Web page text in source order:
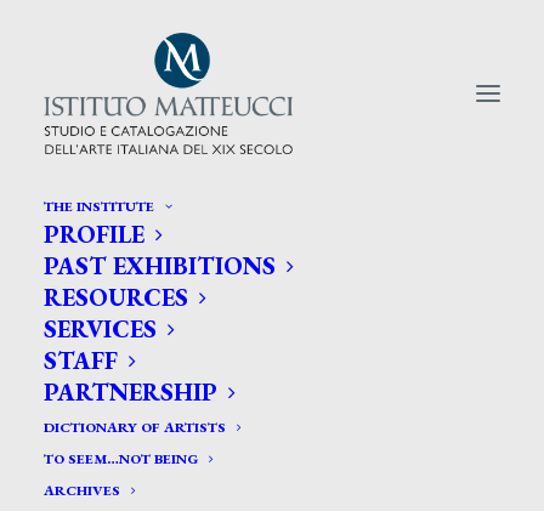
THE INSTITUTE
PROFILE
PAST EXHIBITIONS
RESOURCES
SERVICES
STAFF
PARTNERSHIP
DICTIONARY OF ARTISTS
TO SEEM…NOT BEING
ARCHIVES
CERCA TRA GLI ARTISTI:
Search
for: